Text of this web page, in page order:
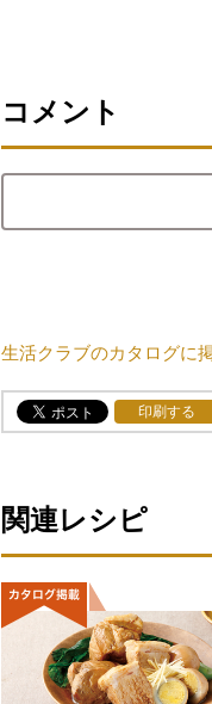
コメント
生活クラブのカタログに
印刷する
関連レシピ